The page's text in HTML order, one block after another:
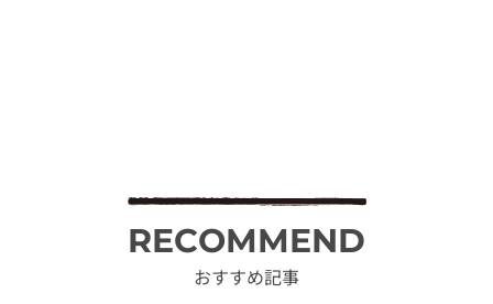
RECOMMEND
おすすめ記事